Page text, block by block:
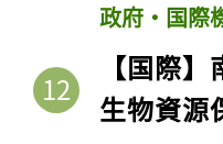
政府・国際
【国際
生物資源
記